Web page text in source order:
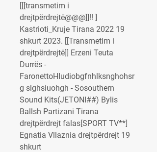
[[[transmetim i
drejtpërdrejtë@@@]]!! ]
Kastrioti_Kruje Tirana 2022 19
shkurt 2023. [[Transmetim i
drejtpërdrejtë]] Erzeni Teuta
Durrës -
FaronettoHIudiobgfnhlksnghohsr
g slghsiuohgh - Sosouthern
Sound Kits(JETONI##) Bylis
Ballsh Partizani Tirana
drejtpërdrejt falas[SPORT TV**]
Egnatia Vllaznia drejtpërdrejt 19
shkurt